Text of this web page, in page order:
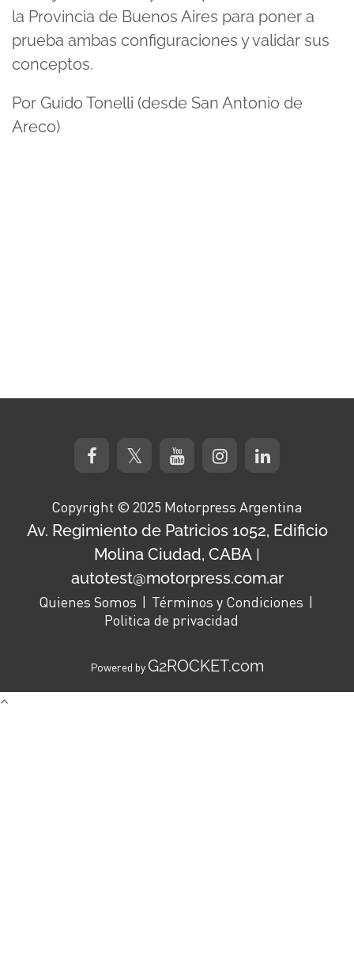
la Provincia de Buenos Aires para poner a
prueba ambas configuraciones y validar sus
conceptos.
Por Guido Tonelli (desde San Antonio de
Areco)
Copyright © 2025 Motorpress Argentina
Av. Regimiento de Patricios 1052, Edificio
Molina Ciudad, CABA |
autotest@motorpress.com.ar
Quienes Somos
Términos y Condiciones
Politica de privacidad
Powered byG2ROCKET.com